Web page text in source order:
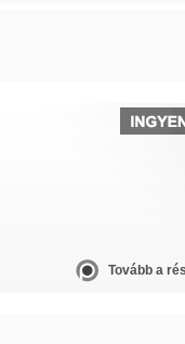
Tovább a